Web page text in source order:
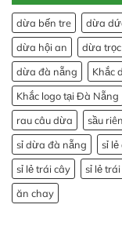
dừa bến tre dừa
dừa hội an
dừa trọc
dừa đà nẵng
Khắc
Khắc logo tại Đà Nẵng
rau câu dừa
sầu
sỉ dừa đà nẵng
sỉ
sỉ lẻ trái cây
sỉ lẻ
ăn chay